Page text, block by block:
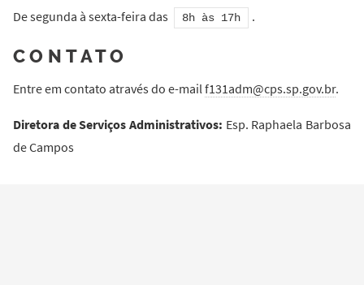
De segunda à sexta-feira das 8h às 17h .
CONTATO
Entre em contato através do e-mail f131adm@cps.sp.gov.br.
Diretora de Serviços Administrativos: Esp. Raphaela Barbosa
de Campos